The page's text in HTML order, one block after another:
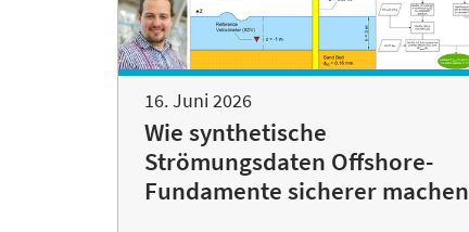
16. Juni 2026
Wie synthetische
Strömungsdaten Offshore-
Fundamente sicherer machen